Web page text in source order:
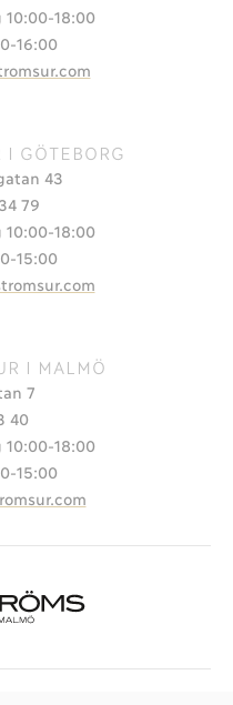
10:00-18:00
16:00
I GÖTEBORG
43
79
10:00-18:00
15:00
I MALMÖ
7
40
10:00-18:00
15:00